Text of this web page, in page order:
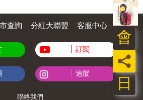
心，則深埋著對早夭兒子的思念。 藉由看見
種回憶，遙香逐漸了解到人類價值觀的深
這時，已不記得長相的母親，卻突然說
鎮為目的地的旅行社， 讓懷抱著未竟之志
人生圓滿落幕&mdash;&mdash; 我們的工作
推薦】 ◇寫作者 宋文郁 人在臨終之際
現的回憶，被稱為「走馬燈」。如果記憶得
重新描繪，要留下哪些片刻？透過高中女孩
遙的奇幻旅程，一場關於記憶的辯證由此展
日
員
會
查詢 分紅大聯盟 客服中心
訂閱
追蹤
聯絡我們